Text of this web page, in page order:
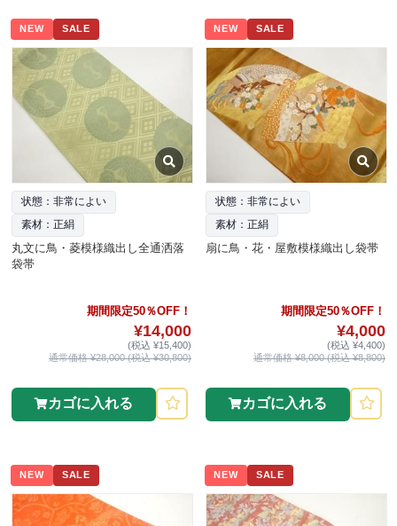
NEW SALE
状態：非常によい
素材：正絹
丸文に鳥・菱模様織出し全通洒落
袋帯
期間限定50％OFF！
¥14,000
(税込 ¥15,400)
通常価格 ¥28,000 (税込 ¥30,800)
カゴに入れる
NEW SALE
状態：非常によい
素材：正絹
扇に鳥・花・屋敷模様織出し袋帯
期間限定50％OFF！
¥4,000
(税込 ¥4,400)
通常価格 ¥8,000 (税込 ¥8,800)
カゴに入れる
NEW SALE NEW SALE